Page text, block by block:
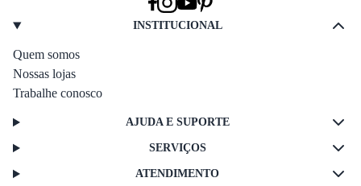
INSTITUCIONAL
Quem somos
Nossas lojas
Trabalhe conosco
AJUDA E SUPORTE
SERVIÇOS
ATENDIMENTO